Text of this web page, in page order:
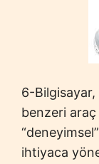
6-
benzeri araç
ihtiyaca